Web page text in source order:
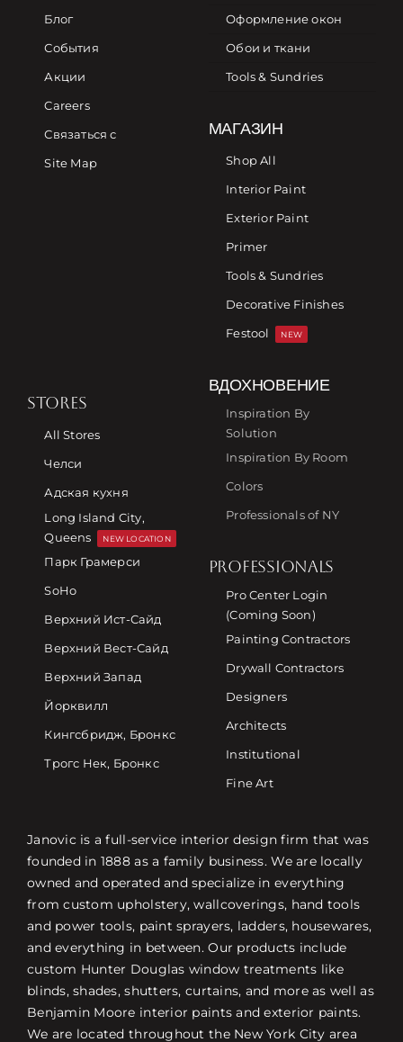
Блог
События
Акции
Careers
Связаться с
Site Map
Оформление окон
Обои и ткани
Tools & Sundries
МАГАЗИН
Shop All
Interior Paint
Exterior Paint
Primer
Tools & Sundries
Decorative Finishes
Festool
NEW
STORES
All Stores
Челси
Адская кухня
Long Island City,
Queens
NEW LOCATION
Парк Грамерси
SoHo
Верхний Ист-Сайд
Верхний Вест-Сайд
Верхний Запад
Йорквилл
Кингсбридж, Бронкс
Трогс Нек, Бронкс
ВДОХНОВЕНИЕ
Inspiration By
Solution
Inspiration By Room
Colors
Professionals of NY
PROFESSIONALS
Pro Center Login
(Coming Soon)
Painting Contractors
Drywall Contractors
Designers
Architects
Institutional
Fine Art
Janovic is a full-service interior design firm that was
founded in 1888 as a family business. We are locally
owned and operated and specialize in everything
from custom upholstery, wallcoverings, hand tools
and power tools, paint sprayers, ladders, housewares,
and everything in between. Our products include
custom Hunter Douglas window treatments like
blinds, shades, shutters, curtains, and more as well as
Benjamin Moore interior paints and exterior paints.
We are located throughout the New York City area